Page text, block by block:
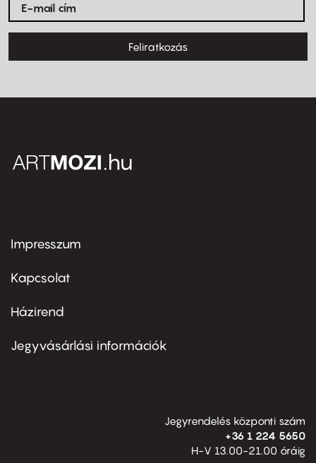
Feliratkozás
Footer
first
Impresszum
Kapcsolat
Footer
second
Házirend
Jegyvásárlási információk
Jegyrendelés központi szám
+36 1 224 5650
H-V 13.00-21.00 óráig